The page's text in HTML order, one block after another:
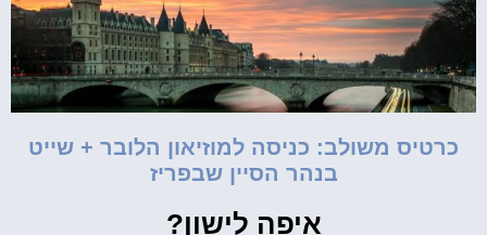
כרטיס משולב: כניסה למוזיאון הלובר + שייט
בנהר הסיין שבפריז
איפה לישון?